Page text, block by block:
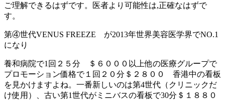
ご理解できるはずです。医者より可能性は,正確なはずで
す。
第④世代VENUS FREEZE が2013年世界美容医学界でNO.1
になり
養和病院で1回２５分 ＄６０００以上他の医療グループで
プロモーション価格で１回２０分＄２８００ 香港中の看板
を見かけますよね。一番新しいのは第4世代（クリニックだ
け使用）、古い第1世代がミニバスの看板で30分＄１８８０